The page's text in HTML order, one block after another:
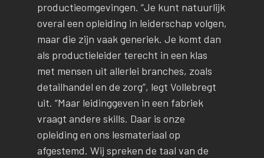
productieomgevingen. “Je kunt natuurlijk
overal een opleiding in leiderschap volgen,
maar die zijn vaak generiek. Je komt dan
als productieleider terecht in een klas
met mensen uit allerlei branches, zoals
detailhandel en de zorg”, legt Vollebregt
uit. “Maar leidinggeven in een fabriek
vraagt andere skills. Daar is onze
opleiding en ons lesmateriaal op
afgestemd. Wij spreken de taal van de